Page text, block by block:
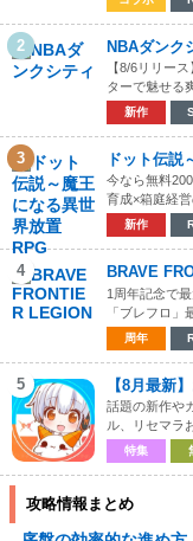
2 NBAダンク
【8/6リリー
ターで魅せる
新作
3 ドット伝説
今なら無料
育成×箱庭経
新作
4 BRAVE
1周年記念で
「ブレフロ」
周年
5 【8月最新
話題の新作や
ル、リセマラ
特集
攻略情報まとめ